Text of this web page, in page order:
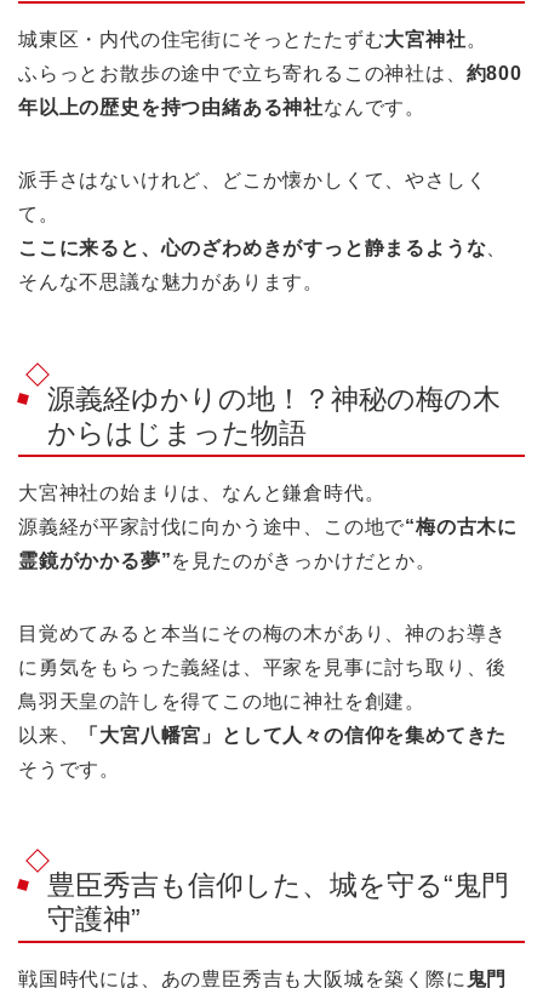
城東区・内代の住宅街にそっとたたずむ大宮神社。
ふらっとお散歩の途中で立ち寄れるこの神社は、 約800
年以上の歴史を持つ由緒ある神社なんです。
派手さはないけれど、どこか懐かしくて、やさしく
て。
ここに来ると、心のざわめきがすっと静まるような
そんな不思議な魅力があります。
源義経ゆかりの地！？神秘の梅の木
からはじまった物語
大宮神社の始まりは、なんと鎌倉時代。
源義経が平家討伐に向かう途中、この地で“梅の古木に
霊鏡がかかる夢”を見たのがきっかけだとか。
目覚めてみると本当にその梅の木があり、神のお導き
に勇気をもらった義経は、平家を見事に討ち取り、後
鳥羽天皇の許しを得てこの地に神社を創建。
以来、
「大宮八幡宮」として人々の信仰を集めてきた
そうです。
豊臣秀吉も信仰した、城を守る“鬼門
守護神”
戦国時代には、あの豊臣秀吉も大阪城を築く際に 鬼門